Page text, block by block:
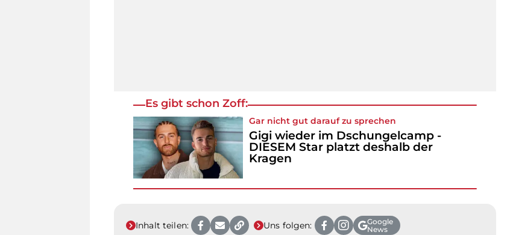
Es gibt schon Zoff:
Gar nicht gut darauf zu sprechen
Gigi wieder im Dschungelcamp -
DIESEM Star platzt deshalb der
Kragen
Inhalt teilen: Uns folgen:
Google
News